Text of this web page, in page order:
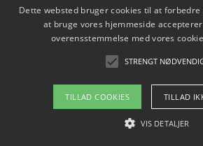
Copyright 2026 - Pilanto
Om / kontakt
Blog
Dette websted bruger cookies til at
at bruge vores hjemmeside
overensstemmelse med vores
STRENGT
TILLAD COOKIES TILLAD
VIS DETALJER